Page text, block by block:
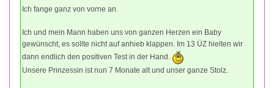
Ich fange ganz von vorne an.
Ich und mein Mann haben uns von ganzen Herzen ein Baby
gewünscht, es sollte nicht auf anhieb klappen. Im 13 ÜZ hielten wir
dann endlich den positiven Test in der Hand.
Unsere Prinzessin ist nun 7 Monate alt und unser ganze Stolz.